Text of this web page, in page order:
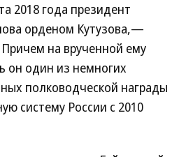
2018 года президент
орденом Кутузова,—
на врученной ему
он один из немногих
полководческой награды
систему России с 2010